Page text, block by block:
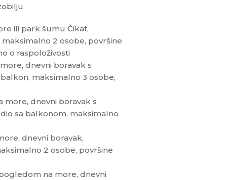
ili park šumu Čikat,
2 osobe, površine
o raspoloživosti
dnevni boravak s
maksimalno 3 osobe,
more, dnevni boravak s
sa balkonom, maksimalno
dnevni boravak,
2 osobe, površine
na more, dnevni